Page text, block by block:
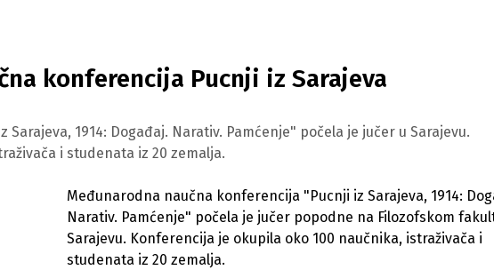
konferencija Pucnji iz Sarajeva
1914: Događaj. Narativ. Pamćenje" počela je jučer u Sarajevu.
i studenata iz 20 zemalja.
Međunarodna naučna konferencija "Pucnji iz Sarajeva, 1914:
Narativ. Pamćenje" počela je jučer popodne na Filozofskom
Sarajevu. Konferencija je okupila oko 100 naučnika, istraživača i
studenata iz 20 zemalja.